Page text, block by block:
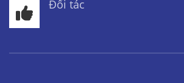
Đối tác